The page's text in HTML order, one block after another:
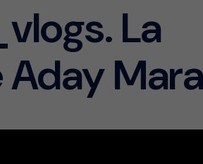
La
Mara